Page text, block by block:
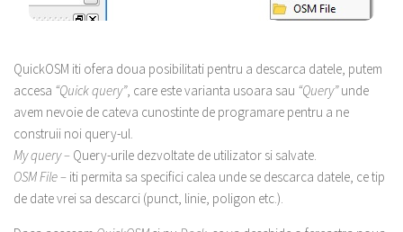
QuickOSM iti ofera doua posibilitati pentru a descarca datele, putem
accesa “Quick query”, care este varianta usoara sau “Query”unde
avem nevoie de cateva cunostinte de programare pentru a ne
construii noi query-ul.
My query – Query-urile dezvoltate de utilizator si salvate.
OSM File – iti permita sa specifici calea unde se descarca datele, ce tip
de date vrei sa descarci (punct, linie, poligon etc.).